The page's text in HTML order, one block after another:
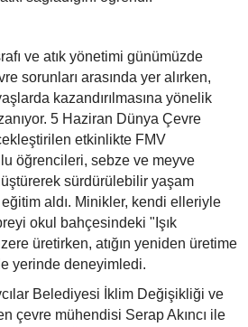
ve atık yönetimi günümüzde
sorunları arasında yer alırken,
kazandırılmasına yönelik
5 Haziran Dünya Çevre
etkinlikte FMV
öğrencileri, sebze ve meyve
sürdürülebilir yaşam
aldı. Minikler, kendi elleriyle
okul bahçesindeki "Işık
üretirken, atığın yeniden üretime
yerinde deneyimledi.
Belediyesi İklim Değişikliği ve
çevre mühendisi Serap Akıncı ile